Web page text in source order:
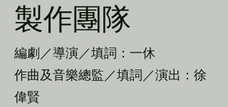
製作團隊
編劇／導演／填詞：一休
作曲及音樂總監／填詞／演出：徐
偉賢